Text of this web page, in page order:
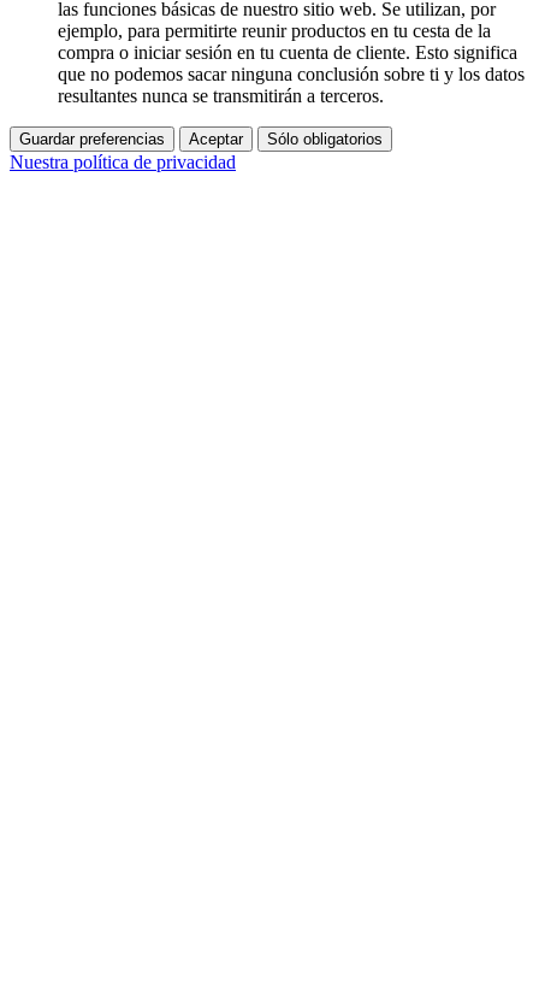
las funciones básicas de nuestro sitio web. Se utilizan, por
ejemplo, para permitirte reunir productos en tu cesta de la
compra o iniciar sesión en tu cuenta de cliente. Esto significa
que no podemos sacar ninguna conclusión sobre ti y los datos
resultantes nunca se transmitirán a terceros.
Guardar preferencias Aceptar Sólo obligatorios
Nuestra política de privacidad